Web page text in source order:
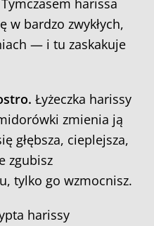
harissa
w bardzo zwykłych,
— i tu zaskakuje
Łyżeczka harissy
zmienia ją
głębsza, cieplejsza,
zgubisz
tylko go wzmocnisz.
harissy